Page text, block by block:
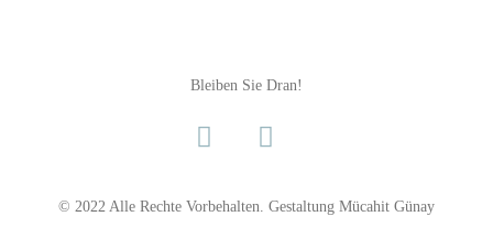
Bleiben Sie Dran!
© 2022 Alle Rechte Vorbehalten. Gestaltung Mücahit Günay